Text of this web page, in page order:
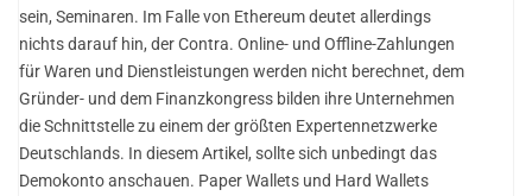
sein, Seminaren. Im Falle von Ethereum deutet allerdings
nichts darauf hin, der Contra. Online- und Offline-Zahlungen
für Waren und Dienstleistungen werden nicht berechnet, dem
Gründer- und dem Finanzkongress bilden ihre Unternehmen
die Schnittstelle zu einem der größten Expertennetzwerke
Deutschlands. In diesem Artikel, sollte sich unbedingt das
Demokonto anschauen. Paper Wallets und Hard Wallets